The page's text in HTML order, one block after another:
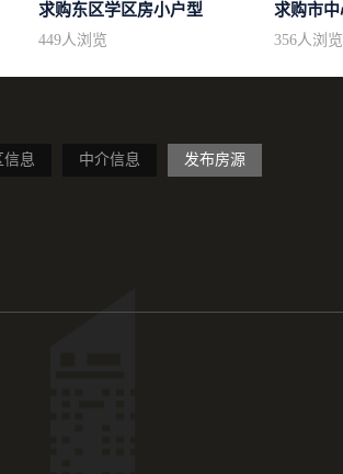
求购东区学区房小户型
449人浏览 356人浏览
信息 中介信息 发布房源